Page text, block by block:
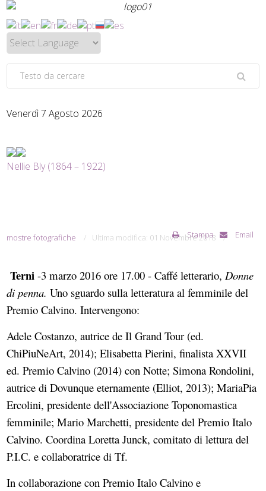
Venerdì 7 Agosto 2026
Nellie Bly (1864 – 1922)
mostre fotografiche Ultima modifica: 01 Novembre 2018
Stampa Email
Terni -3 marzo 2016 ore 17.00 - Caffé letterario, Donne
di penna. Uno sguardo sulla letteratura al femminile del
Premio Calvino. Intervengono:
Adele Costanzo, autrice de Il Grand Tour (ed.
ChiPiuNeArt, 2014); Elisabetta Pierini, finalista XXVII
ed. Premio Calvino (2014) con Notte; Simona Rondolini,
autrice di Dovunque eternamente (Elliot, 2013); MariaPia
Ercolini, presidente dell'Associazione Toponomastica
femminile; Mario Marchetti, presidente del Premio Italo
Calvino. Coordina Loretta Junck, comitato di lettura del
P.I.C. e collaboratrice di Tf.
In collaborazione con Premio Italo Calvino e